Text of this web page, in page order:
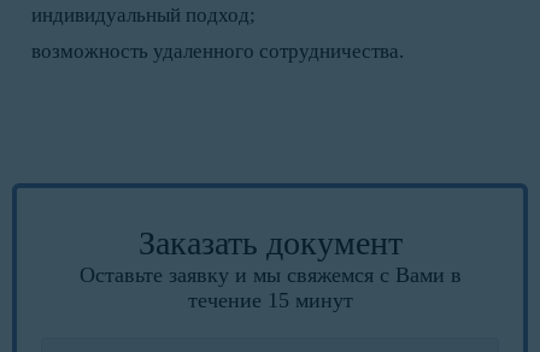
индивидуальный подход;
возможность удаленного сотрудничества.
Заказать документ
Оставьте заявку и мы свяжемся с Вами в
течение 15 минут